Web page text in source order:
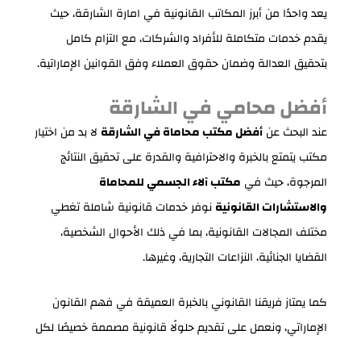
يعد واحدًا من أبرز المكاتب القانونية في امارة الشارقة، حيث
يقدم خدمات متكاملة للأفراد والشركات، مع التزام كامل
بتحقيق العدالة وضمان حقوق العملاء وفق القوانين الإماراتية.
أفضل محامي في الشارقة
عند البحث عنأفضل مكتب محاماة في الشارقة لا بد من اختيار
مكتب يتمتع بالخبرة والاحترافية والقدرة على تحقيق النتائج
المرجوة، حيث في مكتب آلاء الجسمي للمحاماة
والاستشارات القانونيةنوفر خدمات قانونية شاملة تغطي
مختلف المجالات القانونية، بما في ذلك الأحوال الشخصية،
القضايا الجنائية، النزاعات التجارية، وغيرها.
كما يمتاز فريقنا القانوني بالخبرة العميقة في فهم القانون
الإماراتي، ونعمل على تقديم حلولًا قانونية مصممة خصيصًا لكل